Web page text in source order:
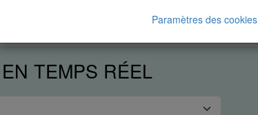
: Graphiques personnalisés
Paramètres des cookies
TEMPS RÉEL